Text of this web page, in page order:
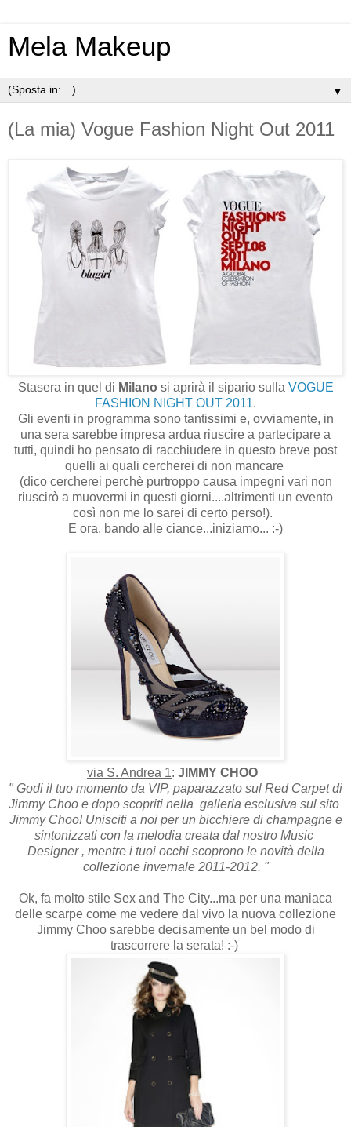
Mela Makeup
▼
(La mia) Vogue Fashion Night Out 2011
Stasera in quel di Milano si aprirà il sipario sulla VOGUE
FASHION NIGHT OUT 2011.
Gli eventi in programma sono tantissimi e, ovviamente, in
una sera sarebbe impresa ardua riuscire a partecipare a
tutti, quindi ho pensato di racchiudere in questo breve post
quelli ai quali cercherei di non mancare
(dico cercherei perchè purtroppo causa impegni vari non
riuscirò a muovermi in questi giorni....altrimenti un evento
così non me lo sarei di certo perso!).
E ora, bando alle ciance...iniziamo... :-)
via S. Andrea 1: JIMMY CHOO
" Godi il tuo momento da VIP, paparazzato sul Red Carpet di
Jimmy Choo e dopo scopriti nella galleria esclusiva sul sito
Jimmy Choo! Unisciti a noi per un bicchiere di champagne e
sintonizzati con la melodia creata dal nostro Music
Designer , mentre i tuoi occhi scoprono le novità della
collezione invernale 2011-2012. "
Ok, fa molto stile Sex and The City...ma per una maniaca
delle scarpe come me vedere dal vivo la nuova collezione
Jimmy Choo sarebbe decisamente un bel modo di
trascorrere la serata! :-)